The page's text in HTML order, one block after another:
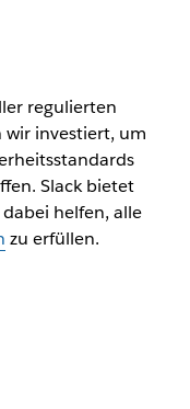
regulierten
wir investiert, um
Slack bietet
helfen, alle
zu erfüllen.